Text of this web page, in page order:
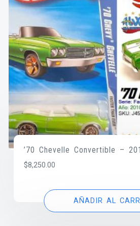
’70 Chevelle Convertible –
$8,250.00
AÑADIR AL